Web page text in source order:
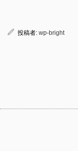
投稿者: wp-bright